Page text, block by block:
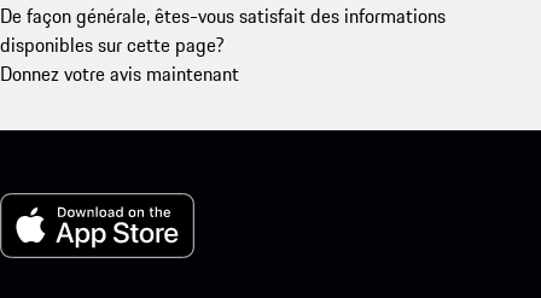
De façon générale, êtes-vous satisfait des informations
disponibles sur cette page?
Donnez votre avis maintenant